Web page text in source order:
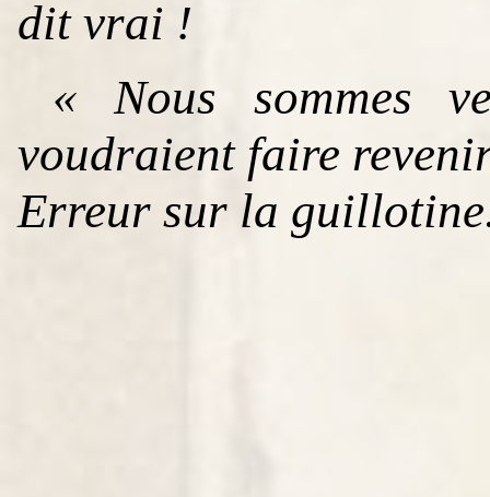
dit vrai !
« Nous sommes
voudraient faire
Erreur sur la